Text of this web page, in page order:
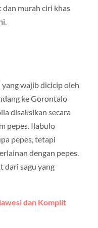
murah ciri khas
wajib dicicip oleh
ke Gorontalo
disaksikan secara
pepes. Ilabulo
pepes, tetapi
dengan pepes.
dari sagu yang
dan Komplit